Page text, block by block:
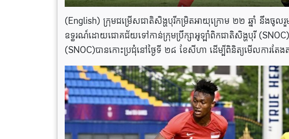
(English) ក្រុមជម្រើសជាតិសិង្ហបុរីកម្រិតអាយុក្រោម ២២ ឆ្នាំ នឹងចូលរួ
ឧទ្ធរណ៍ដោយជោគជ័យទៅកាន់ក្រុមប្រឹក្សាអូឡាំពិកជាតិសិង្ហបុរី (SNOC)
(SNOC)បានកោះប្រជុំនៅថ្ងៃទី ២៨ ខែសីហា ដើម្បីពិនិត្យមើលការតែ